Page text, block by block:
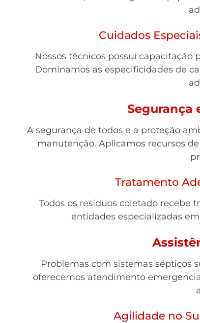
Cuidados
Nossos técnicos possui capacitação
Dominamos as especificidades de
Segurança
A segurança de todos e a proteção
manutenção. Aplicamos recursos
Tratamento
Todos os resíduos coletado recebe
entidades especializadas
Problemas com sistemas sépticos
oferecemos atendimento
Agilidade no